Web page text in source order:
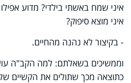
איני שמח באשתי בילדי? מדוע
איני מוצא סיפוק?
- בקיצור לא נהנה מהחיים.
וממשיכים בשאלתם: למה הקב"ה
כתוצאה מכך שתולים את הקשיים